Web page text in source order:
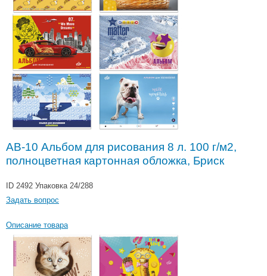
АВ-10 Альбом для рисования 8 л. 100 г/м2,
полноцветная картонная обложка, Бриск
ID 2492 Упаковка 24/288
Задать вопрос
Описание товара